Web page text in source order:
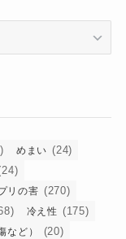
めまい (24)
リの害 (270)
冷え性 (175)
など） (20)